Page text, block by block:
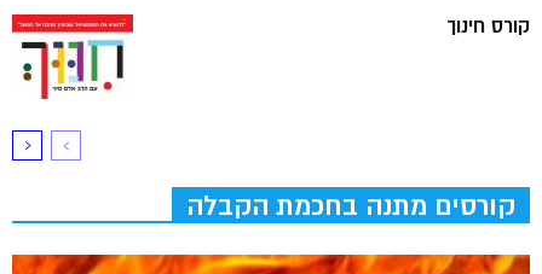
קורס חינוך
קורסים מתנה בחכמת הקבלה